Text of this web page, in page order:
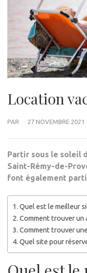
Location
PAR 27 NOVEMBRE 2021
Partir sous le soleil
Saint-Rémy-de-
font également
Quel est le meilleur
Comment trouver un
Comment trouver
Quel site pour